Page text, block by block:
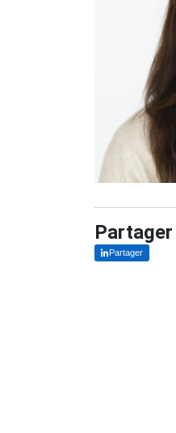
Partager
Partager